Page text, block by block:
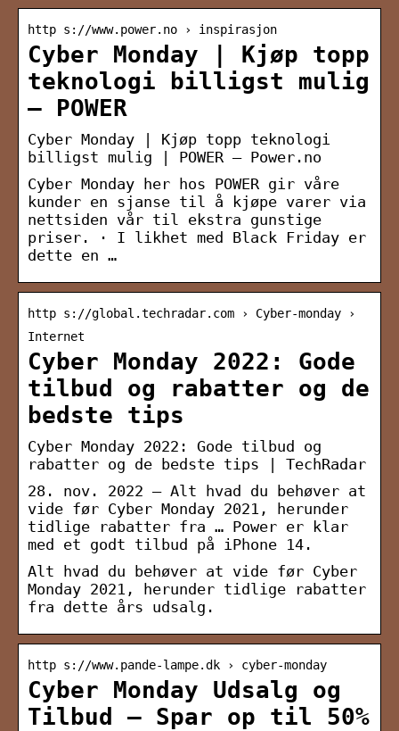
http s://www.power.no › inspirasjon
Cyber Monday | Kjøp topp
teknologi billigst mulig
– POWER
Cyber Monday | Kjøp topp teknologi
billigst mulig | POWER – Power.no
Cyber Monday her hos POWER gir våre
kunder en sjanse til å kjøpe varer via
nettsiden vår til ekstra gunstige
priser. · I likhet med Black Friday er
dette en …
http s://global.techradar.com › Cyber-monday ›
Internet
Cyber Monday 2022: Gode
tilbud og rabatter og de
bedste tips
Cyber Monday 2022: Gode tilbud og
rabatter og de bedste tips | TechRadar
28. nov. 2022 — Alt hvad du behøver at
vide før Cyber ​​​​Monday 2021, herunder
tidlige rabatter fra … Power er klar
med et godt tilbud på iPhone 14.
Alt hvad du behøver at vide før Cyber ​​​​
Monday 2021, herunder tidlige rabatter
fra dette års udsalg.
http s://www.pande-lampe.dk › cyber-monday
Cyber Monday Udsalg og
Tilbud – Spar op til 50%